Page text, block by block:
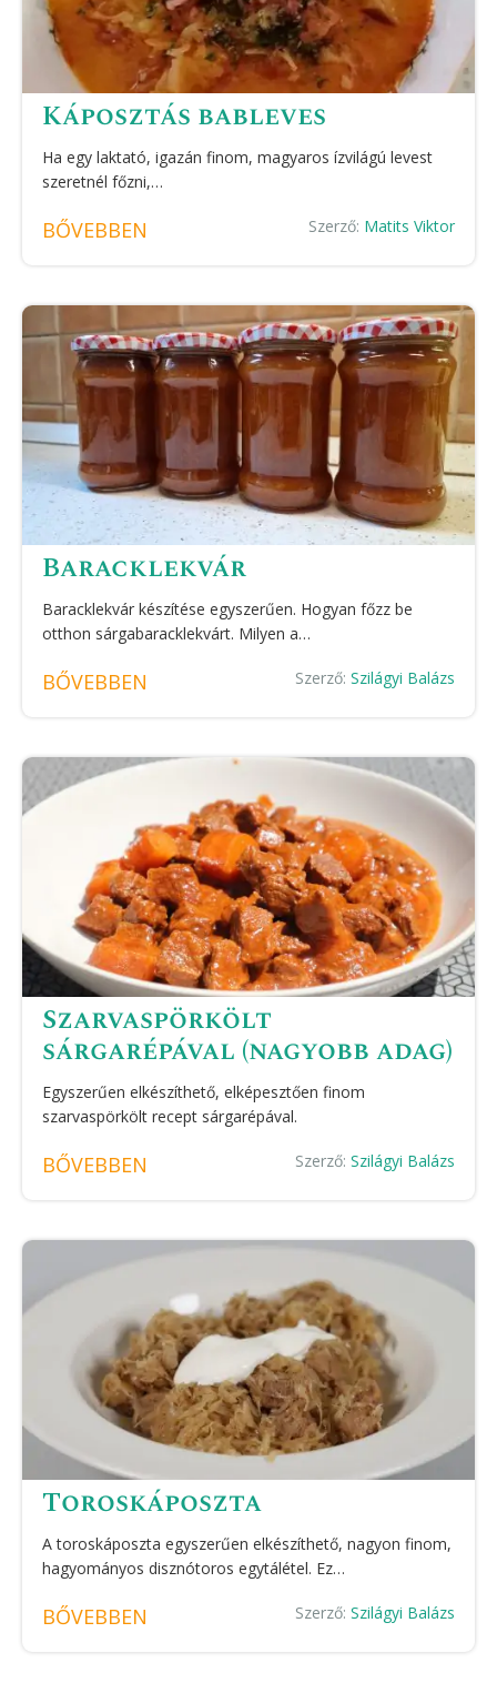
Káposztás bableves
Ha egy laktató, igazán finom, magyaros ízvilágú levest
szeretnél főzni,…
BŐVEBBEN Szerző: Matits Viktor
Baracklekvár
Baracklekvár készítése egyszerűen. Hogyan főzz be
otthon sárgabaracklekvárt. Milyen a…
BŐVEBBEN Szerző: Szilágyi Balázs
Szarvaspörkölt
sárgarépával (nagyobb adag)
Egyszerűen elkészíthető, elképesztően finom
szarvaspörkölt recept sárgarépával.
BŐVEBBEN Szerző: Szilágyi Balázs
Toroskáposzta
A toroskáposzta egyszerűen elkészíthető, nagyon finom,
hagyományos disznótoros egytálétel. Ez…
BŐVEBBEN Szerző: Szilágyi Balázs